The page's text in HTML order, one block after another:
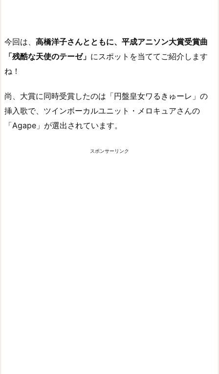
今回は、 高橋洋子さんとともに、平成アニソン大賞受賞曲
「残酷な天使のテーゼ」 にスポットを当ててご紹介します
ね！
尚、大賞に同時受賞したのは「円盤皇女ワるきゅーレ」の
挿入歌で、ツインボーカルユニット・メロキュアさんの
「Agape」が選出されています。
スポンサーリンク